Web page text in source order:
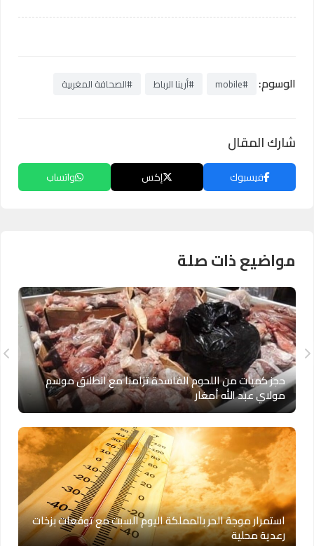
الوسوم: #mobile #أرينا الرباط #الصحافة المغربية
شارك المقال
فيسبوك إكس واتساب
مواضيع ذات صلة
حجز كميات من اللحوم الفاسدة تزامنا مع انطلاق موسم
مولاي عبد الله أمغار
استمرار موجة الحر بالمملكة اليوم السبت مع توقعات بزخات
رعدية محلية